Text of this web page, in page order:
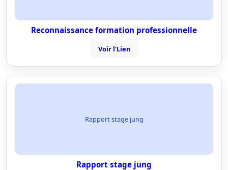
Reconnaissance formation professionnelle
Voir l'Lien
Rapport stage jung
Rapport stage jung